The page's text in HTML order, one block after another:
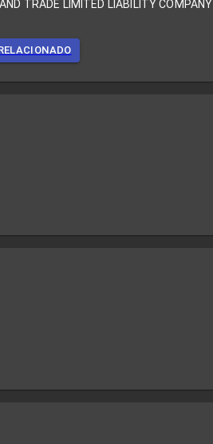
TRADE LIMITED LIABILITY COMPANY